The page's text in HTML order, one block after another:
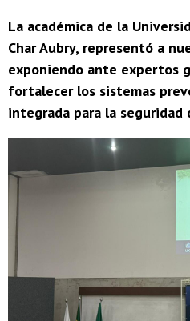
La académica de la
Char Aubry, representó a
exponiendo ante expertos
fortalecer los sistemas
integrada para la seguridad